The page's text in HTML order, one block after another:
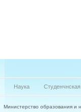
Наука
Министерство образования и